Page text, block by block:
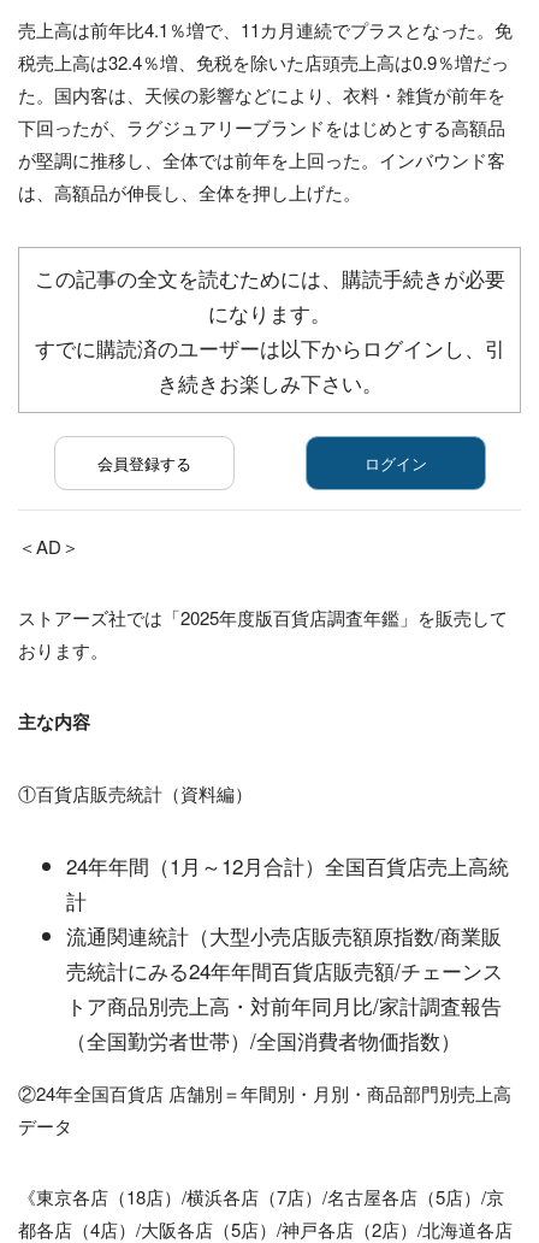
売上高は前年比4.1％増で、11カ月連続でプラスとなった。免
税売上高は32.4％増、免税を除いた店頭売上高は0.9％増だっ
た。国内客は、天候の影響などにより、衣料・雑貨が前年を
下回ったが、ラグジュアリーブランドをはじめとする高額品
が堅調に推移し、全体では前年を上回った。インバウンド客
は、高額品が伸長し、全体を押し上げた。
この記事の全文を読むためには、購読手続きが必要
になります。
すでに購読済のユーザーは以下からログインし、引
き続きお楽しみ下さい。
会員登録する ログイン
＜AD＞
ストアーズ社では「2025年度版百貨店調査年鑑」を販売して
おります。
主な内容
①百貨店販売統計（資料編）
24年年間（1月～12月合計）全国百貨店売上高統
計
流通関連統計（大型小売店販売額原指数/商業販
売統計にみる24年年間百貨店販売額/チェーンス
トア商品別売上高・対前年同月比/家計調査報告
（全国勤労者世帯）/全国消費者物価指数）
②24年全国百貨店 店舗別＝年間別・月別・商品部門別売上高
データ
《東京各店（18店）/横浜各店（7店）/名古屋各店（5店）/京
都各店（4店）/大阪各店（5店）/神戸各店（2店）/北海道各店